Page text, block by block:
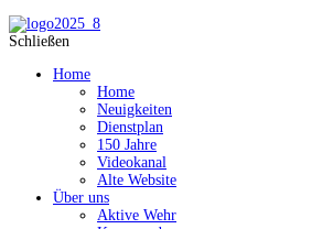
Schließen
Home
Home
Neuigkeiten
Dienstplan
150 Jahre
Videokanal
Alte Website
Über uns
Aktive Wehr